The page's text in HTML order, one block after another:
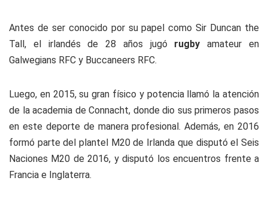
Antes de ser conocido por su papel como Sir Duncan the
Tall, el irlandés de 28 años jugó rugbyamateur en
Galwegians RFC y Buccaneers RFC.
Luego, en 2015, su gran físico y potencia llamó la atención
de la academia de Connacht, donde dio sus primeros pasos
en este deporte de manera profesional. Además, en 2016
formó parte del plantel M20 de Irlanda que disputó el Seis
Naciones M20 de 2016, y disputó los encuentros frente a
Francia e Inglaterra.